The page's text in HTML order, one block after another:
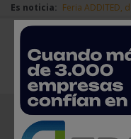
Es noticia: Feria ADDITED,
Redes Sociales